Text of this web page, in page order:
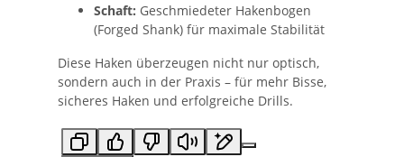
Schaft: Geschmiedeter Hakenbogen
(Forged Shank) für maximale Stabilität
Diese Haken überzeugen nicht nur optisch,
sondern auch in der Praxis – für mehr Bisse,
sicheres Haken und erfolgreiche Drills.